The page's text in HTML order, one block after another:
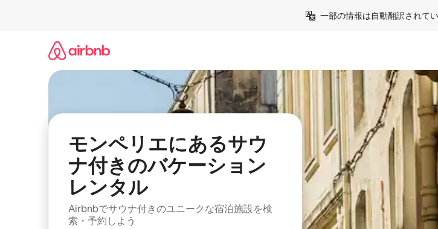
一部の情報は自動翻訳されてい
モンペリエにあるサウ
ナ付きのバケーション
レンタル
Airbnbでサウナ付きのユニークな宿泊施設を検
索・予約しよう